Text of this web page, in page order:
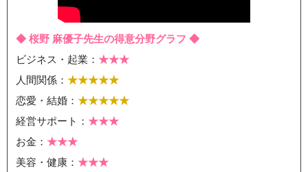
◆ 桜野 麻優子先生の得意分野グラフ ◆
ビジネス・起業：★★★
人間関係：★★★★★
恋愛・結婚：★★★★★
経営サポート：★★★
お金：★★★
美容・健康：★★★